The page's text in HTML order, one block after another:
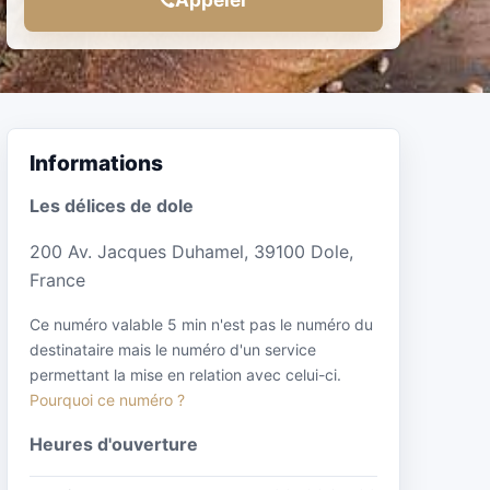
Informations
Les délices de dole
200 Av. Jacques Duhamel, 39100 Dole,
France
Ce numéro valable 5 min n'est pas le numéro du
destinataire mais le numéro d'un service
permettant la mise en relation avec celui-ci.
Pourquoi ce numéro ?
Heures d'ouverture